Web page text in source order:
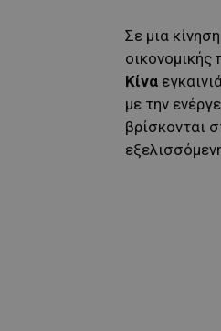
Σε μια
οικονομικής
Κίνα
με την
βρίσκονται